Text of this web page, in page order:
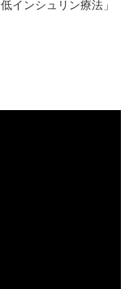
インシュリン療法」